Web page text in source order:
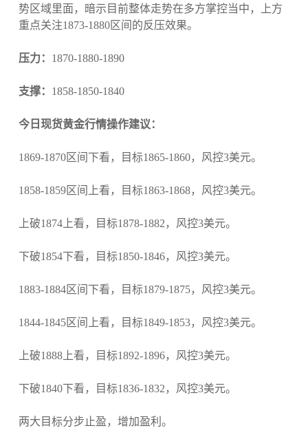
势区域里面，暗示目前整体走势在多方掌控当中，上方
重点关注1873-1880区间的反压效果。
压力： 1870-1880-1890
支撑： 1858-1850-1840
今日现货黄金行情操作建议：
1869-1870区间下看，目标1865-1860，风控3美元。
1858-1859区间上看，目标1863-1868，风控3美元。
上破1874上看，目标1878-1882，风控3美元。
下破1854下看，目标1850-1846，风控3美元。
1883-1884区间下看，目标1879-1875，风控3美元。
1844-1845区间上看，目标1849-1853，风控3美元。
上破1888上看，目标1892-1896，风控3美元。
下破1840下看，目标1836-1832，风控3美元。
两大目标分步止盈，增加盈利。